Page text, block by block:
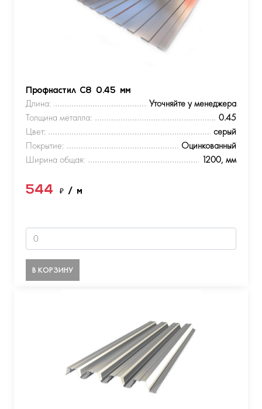
Профнастил С8 0.45 мм
Длина:
Уточняйте у менеджера
Толщина металла:
0.45
Цвет:
серый
Покрытие:
Оцинкованный
Ширина общая:
1200, мм
544 ₽ / м
В КОРЗИНУ